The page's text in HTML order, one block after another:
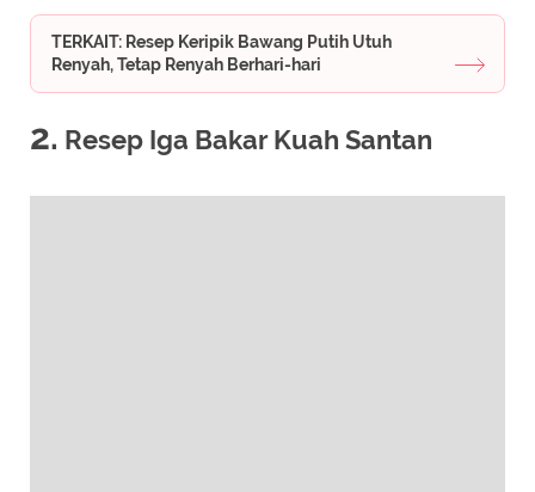
TERKAIT: Resep Keripik Bawang Putih Utuh
Renyah, Tetap Renyah Berhari-hari
2. Resep Iga Bakar Kuah Santan